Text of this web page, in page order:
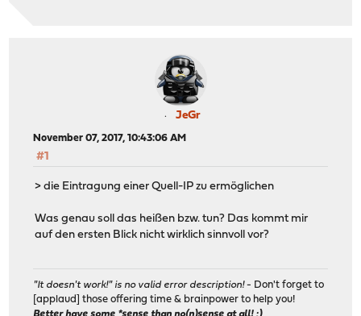
JeGr
November 07, 2017, 10:43:06 AM
#1
> die Eintragung einer Quell-IP zu ermöglichen
Was genau soll das heißen bzw. tun? Das kommt mir
auf den ersten Blick nicht wirklich sinnvoll vor?
"It doesn't work!" is no valid error description!- Don't forget to
[applaud] those offering time & brainpower to help you!